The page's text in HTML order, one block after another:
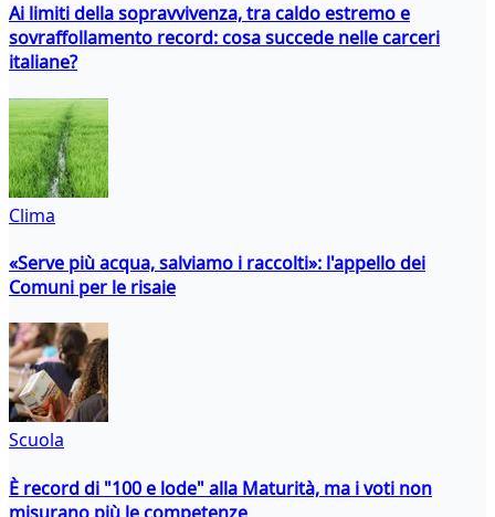
Ai limiti della sopravvivenza, tra caldo estremo e
sovraffollamento record: cosa succede nelle carceri
italiane?
Clima
«Serve più acqua, salviamo i raccolti»: l'appello dei
Comuni per le risaie
Scuola
È record di "100 e lode" alla Maturità, ma i voti non
misurano più le competenze